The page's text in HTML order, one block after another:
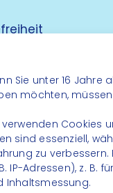
Sie unter 16 Jahre
möchten,
verwenden Cookies
sind essenziell,
zu
IP-Adressen), z. B.
Inhaltsmessung.
- Alle Rechte